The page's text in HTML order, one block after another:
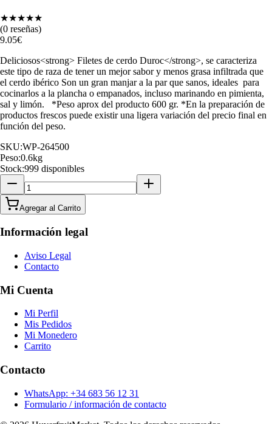
★★★★★
(0 reseñas)
9.05€
Deliciosos<strong> Filetes de cerdo Duroc</strong>, se caracteriza
este tipo de raza de tener un mejor sabor y menos grasa infiltrada que
el cerdo ibérico Son un gran manjar a la par que sanos, ideales para
cocinarlos a la plancha o empanados, incluso marinando en pimienta,
sal y limón. *Peso aprox del producto 600 gr. *En la preparación de
productos frescos puede existir una ligera variación del precio final en
función del peso.
SKU:WP-264500
Peso:0.6kg
Stock:999 disponibles
Agregar al Carrito
Información legal
Aviso Legal
Contacto
Mi Cuenta
Mi Perfil
Mis Pedidos
Mi Monedero
Carrito
Contacto
WhatsApp: +34 683 56 12 31
Formulario / información de contacto